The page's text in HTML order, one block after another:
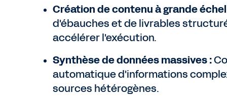
Création de contenu à grande
d'ébauches et de livrables
accélérer l'exécution.
Synthèse de données massives :
automatique d'informations
sources hétérogènes.